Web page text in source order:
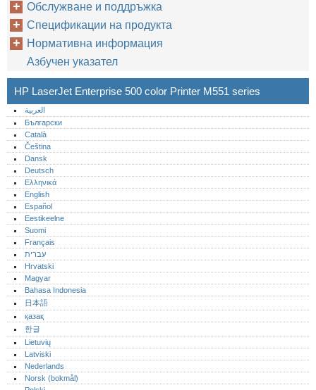
Обслужване и поддръжка
Спецификации на продукта
Нормативна информация
Азбучен указател
HP LaserJet Enterprise 500 color Printer M551 series
العربية
Български
Català
Čeština
Dansk
Deutsch
Ελληνικά
English
Español
Eestikeelne
Suomi
Français
עברית
Hrvatski
Magyar
Bahasa Indonesia
日本語
қазақ
한글
Lietuvių
Latviski
Nederlands
Norsk (bokmål)‎